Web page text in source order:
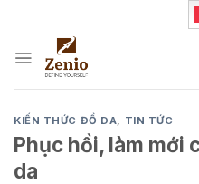
content
KIẾN THỨC ĐỒ DA, TIN TỨC
Phục hồi, làm mới
da